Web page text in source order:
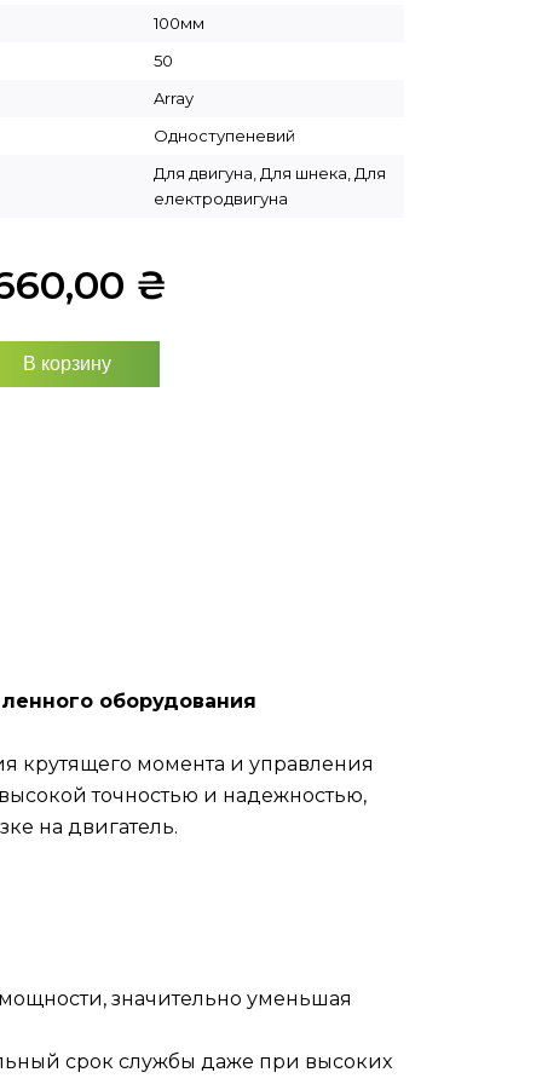
100мм
50
Array
Одноступеневий
Для двигуна, Для шнека, Для
електродвигуна
₴
В корзину
оборудования
крутящего момента и управления
точностью и надежностью,
на двигатель.
значительно уменьшая
срок службы даже при высоких